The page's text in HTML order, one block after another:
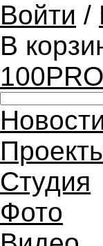
Войти /
В
Новости
Студия
Фото